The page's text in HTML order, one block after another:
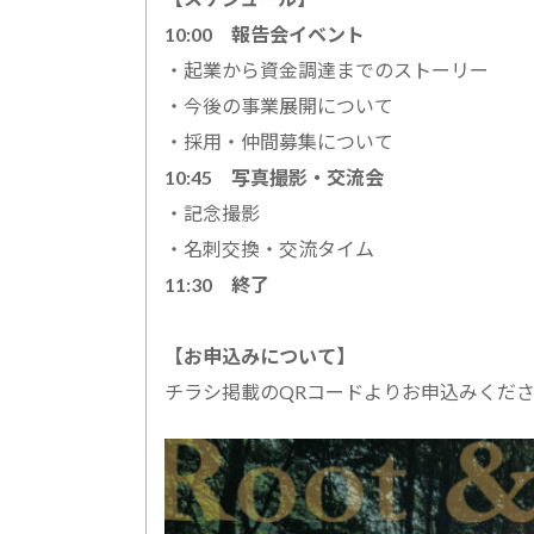
10:00 報告会イベント
・起業から資金調達までのストーリー
・今後の事業展開について
・採用・仲間募集について
10:45 写真撮影・交流会
・記念撮影
・名刺交換・交流タイム
11:30 終了
【お申込みについて】
チラシ掲載のQRコードよりお申込みくだ